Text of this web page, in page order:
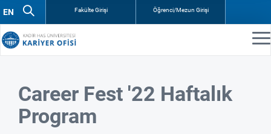
Fakülte Girişi Öğrenci/Mezun Girişi
Career Fest '22 Haftalık
Program